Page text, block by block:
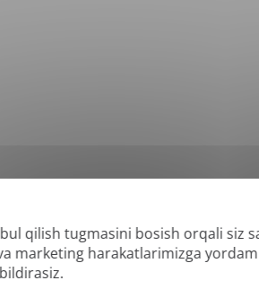
qilish tugmasini bosish orqali siz
marketing harakatlarimizga
formatlar: DOC, DOCX, ODT, PDF*
qidiriladigan PDFlarni tarjima qila olishimiz